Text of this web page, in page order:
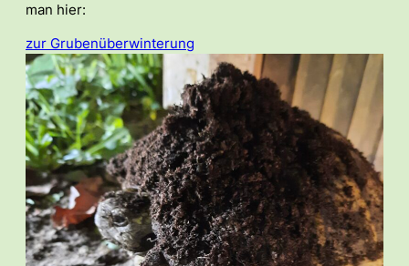
man hier:
zur Grubenüberwinterung